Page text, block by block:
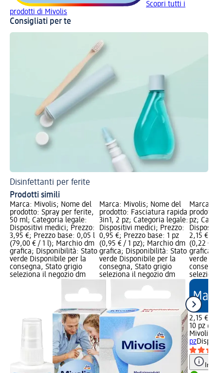
Scopri tutti i
prodotti di Mivolis
Consigliati per te
Disinfettanti per ferite
Prodotti simili
Marca: Mivolis; Nome del
prodotto: Spray per ferite,
50 ml; Categoria legale:
Dispositivi medici; Prezzo:
3,95 €; Prezzo base: 0,05 l
(79,00 € / 1 l); Marchio dm
grafica; Disponibilità: Stato
verde Disponibile per la
consegna, Stato grigio
seleziona il negozio dm
Marca: Mivolis; Nome del
prodotto: Fasciatura rapida
3in1, 2 pz; Categoria legale:
Dispositivi medici; Prezzo:
0,95 €; Prezzo base: 1 pz
(0,95 € / 1 pz); Marchio dm
grafica; Disponibilità: Stato
verde Disponibile per la
consegna, Stato grigio
seleziona il negozio dm
Marca:
pz;
2,15 €;
(0,22 € /
grafica;
verde
2,15 €
10 pz
Mivolis
pz